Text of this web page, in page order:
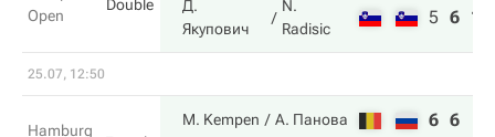
Open
Double
Д.
Якупович
N.
Radisic
5 6 10
25.07, 12:50
Hamburg
M. Kempen А. Панова 6 6